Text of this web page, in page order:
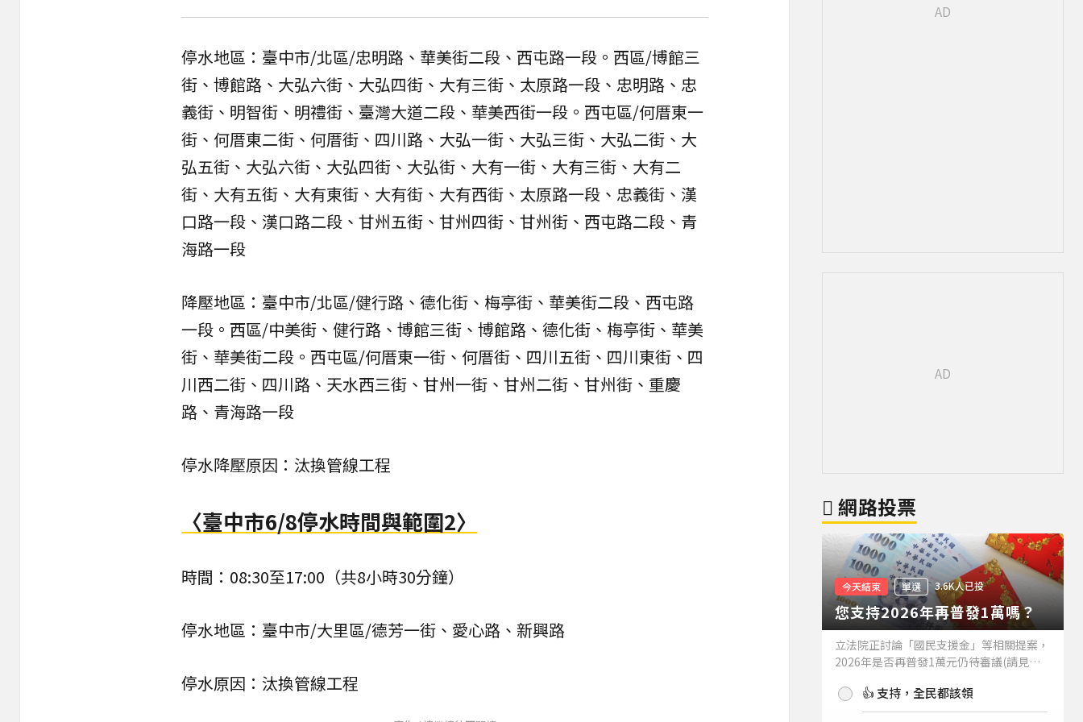
停水地區：臺中市/北區/忠明路、華美街二段、西屯路一段。西區/博館三
街、博館路、大弘六街、大弘四街、大有三街、太原路一段、忠明路、忠
義街、明智街、明禮街、臺灣大道二段、華美西街一段。西屯區/何厝東一
街、何厝東二街、何厝街、四川路、大弘一街、大弘三街、大弘二街、大
弘五街、大弘六街、大弘四街、大弘街、大有一街、大有三街、大有二
街、大有五街、大有東街、大有街、大有西街、太原路一段、忠義街、漢
口路一段、漢口路二段、甘州五街、甘州四街、甘州街、西屯路二段、青
海路一段
降壓地區：臺中市/北區/健行路、德化街、梅亭街、華美街二段、西屯路
一段。西區/中美街、健行路、博館三街、博館路、德化街、梅亭街、華美
街、華美街二段。西屯區/何厝東一街、何厝街、四川五街、四川東街、四
川西二街、四川路、天水西三街、甘州一街、甘州二街、甘州街、重慶
路、青海路一段
停水降壓原因：汰換管線工程
〈臺中市6/8停水時間與範圍2〉
時間：08:30至17:00（共8小時30分鐘）
停水地區：臺中市/大里區/德芳一街、愛心路、新興路
停水原因：汰換管線工程
網路投票
今天結束 單選 3.6K人已投
您支持2026年再普發1萬嗎？
立法院正討論「國民支援金」等相關提案，
2026年是否再普發1萬元仍待審議(請見下
持嗎？👍 支持，全民都該領